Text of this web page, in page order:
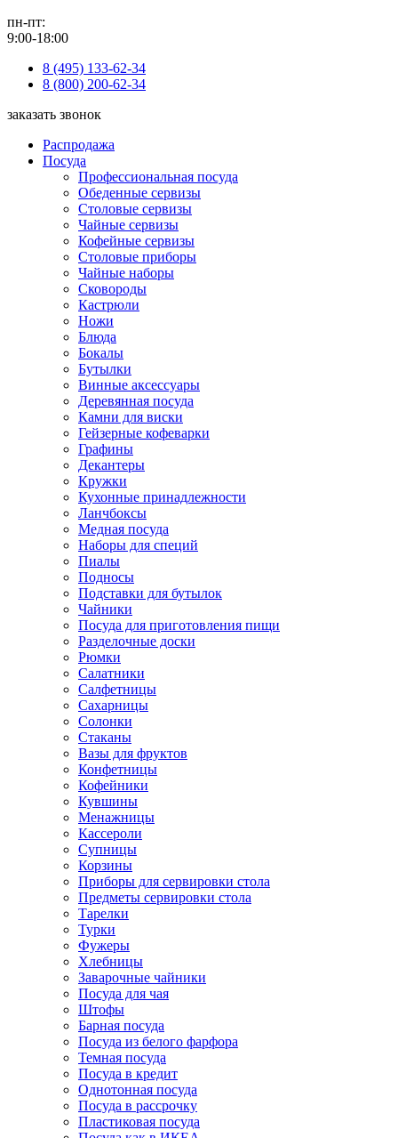
пн-пт:
9:00-18:00
8 (495) 133-62-34
8 (800) 200-62-34
заказать звонок
Распродажа
Посуда
Профессиональная посуда
Обеденные сервизы
Столовые сервизы
Чайные сервизы
Кофейные сервизы
Столовые приборы
Чайные наборы
Сковороды
Кастрюли
Ножи
Блюда
Бокалы
Бутылки
Винные аксессуары
Деревянная посуда
Камни для виски
Гейзерные кофеварки
Графины
Декантеры
Кружки
Кухонные принадлежности
Ланчбоксы
Медная посуда
Наборы для специй
Пиалы
Подносы
Подставки для бутылок
Чайники
Посуда для приготовления пищи
Разделочные доски
Рюмки
Салатники
Салфетницы
Сахарницы
Солонки
Стаканы
Вазы для фруктов
Конфетницы
Кофейники
Кувшины
Менажницы
Кассероли
Супницы
Корзины
Приборы для сервировки стола
Предметы сервировки стола
Тарелки
Турки
Фужеры
Хлебницы
Заварочные чайники
Посуда для чая
Штофы
Барная посуда
Посуда из белого фарфора
Темная посуда
Посуда в кредит
Однотонная посуда
Посуда в рассрочку
Пластиковая посуда